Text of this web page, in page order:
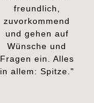
freundlich,
zuvorkommend
und gehen auf
Wünsche und
Fragen ein. Alles
in allem: Spitze."